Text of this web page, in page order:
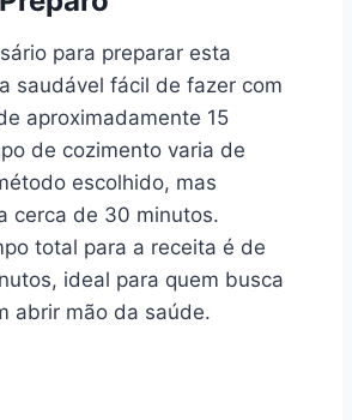
para preparar esta
saudável fácil de fazer com
aproximadamente 15
de cozimento varia de
escolhido, mas
cerca de 30 minutos.
total para a receita é de
ideal para quem busca
abrir mão da saúde.